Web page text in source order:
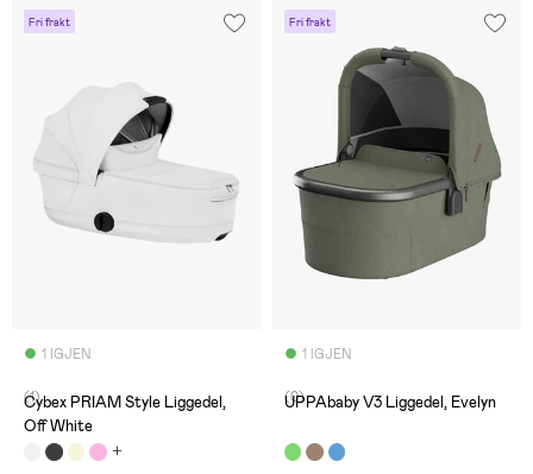
Fri frakt
1 IGJEN
(1)
Cybex PRIAM Style Liggedel,
Off White
Fri frakt
1 IGJEN
(0)
UPPAbaby V3 Liggedel, Evelyn